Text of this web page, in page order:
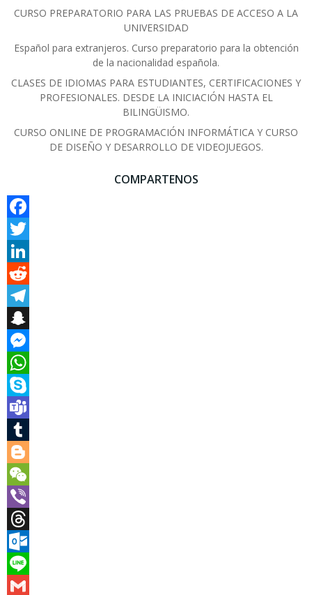
CURSO PREPARATORIO PARA LAS PRUEBAS DE ACCESO A LA
UNIVERSIDAD
Español para extranjeros. Curso preparatorio para la obtención
de la nacionalidad española.
CLASES DE IDIOMAS PARA ESTUDIANTES, CERTIFICACIONES Y
PROFESIONALES. DESDE LA INICIACIÓN HASTA EL
BILINGÜISMO.
CURSO ONLINE DE PROGRAMACIÓN INFORMÁTICA Y CURSO
DE DISEÑO Y DESARROLLO DE VIDEOJUEGOS.
COMPARTENOS
Facebook
Twitter
LinkedIn
Reddit
Telegram
Snapchat
Messenger
WhatsApp
Skype
Teams
Tumblr
Blogger
WeChat
Viber
Threads
Outlook.com
Line